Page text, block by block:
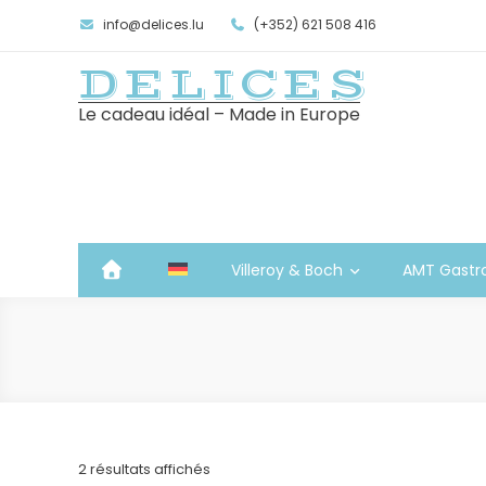
info@delices.lu (+352) 621 508 416
DELICES
Le cadeau idéal – Made in Europe
Villeroy & Boch AMT
2 résultats affichés